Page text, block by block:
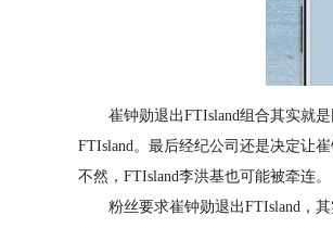
崔钟勋退出FTIsland组合其实就是
FTIsland。最后经纪公司还是决定让
不然，FTIsland李洪基也可能被牵连。
粉丝要求崔钟勋退出FTIsland，其